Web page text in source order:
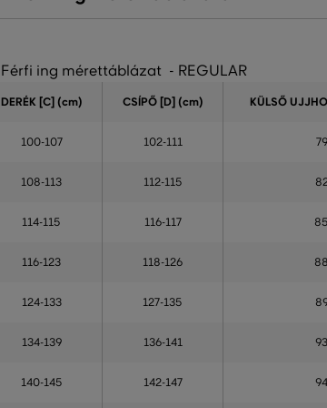
Férfi ing mérettáblázat - REGULAR
DERÉK [C] (cm) CSÍPŐ [D] (cm) KÜLSŐ
100-107 102-111 79
108-113 112-115
114-115 116-117
116-123 118-126
124-133 127-135
134-139 136-141 93
140-145 142-147 94